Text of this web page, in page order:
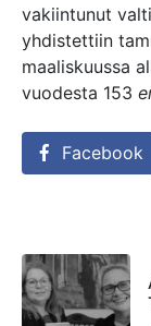
vakiintunut
yhdistettiin
maaliskuussa
vuodesta 153
Facebook